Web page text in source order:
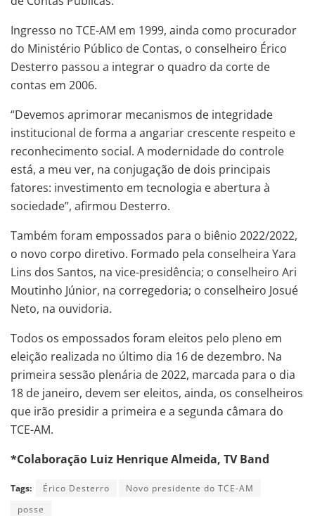
Ingresso no TCE-AM em 1999, ainda como procurador
do Ministério Público de Contas, o conselheiro Érico
Desterro passou a integrar o quadro da corte de
contas em 2006.
“Devemos aprimorar mecanismos de integridade
institucional de forma a angariar crescente respeito e
reconhecimento social. A modernidade do controle
está, a meu ver, na conjugação de dois principais
fatores: investimento em tecnologia e abertura à
sociedade”, afirmou Desterro.
Também foram empossados para o biênio 2022/2022,
o novo corpo diretivo. Formado pela conselheira Yara
Lins dos Santos, na vice-presidência; o conselheiro Ari
Moutinho Júnior, na corregedoria; o conselheiro Josué
Neto, na ouvidoria.
Todos os empossados foram eleitos pelo pleno em
eleição realizada no último dia 16 de dezembro. Na
primeira sessão plenária de 2022, marcada para o dia
18 de janeiro, devem ser eleitos, ainda, os conselheiros
que irão presidir a primeira e a segunda câmara do
TCE-AM.
*Colaboração Luiz Henrique Almeida, TV Band
Tags: Érico Desterro
Novo presidente do TCE-AM
posse